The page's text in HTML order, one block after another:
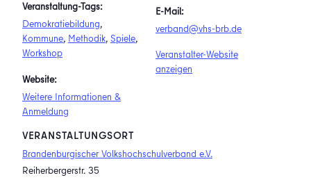
Veranstaltung-Tags:
Demokratiebildung,
Kommune, Methodik, Spiele,
Workshop
Website:
Weitere Informationen &
Anmeldung
VERANSTALTUNGSORT
Brandenburgischer Volkshochschulverband e.V.
Reiherbergerstr. 35
E-Mail:
verband@vhs-brb.de
Veranstalter-Website
anzeigen